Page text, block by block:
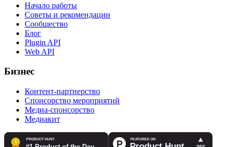
Начало работы
Советы и рекомендации
Сообщество
Блог
Plugin API
Web API
Бизнес
Контент-партнерство
Спонсорство мероприятий
Медиа-спонсорство
Медиакит